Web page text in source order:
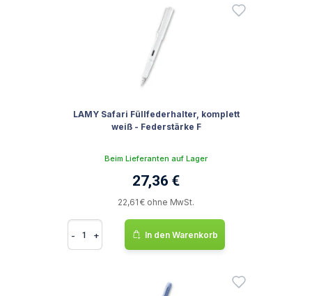
LAMY Safari Füllfederhalter, komplett
weiß - Federstärke F
Beim Lieferanten auf Lager
27,36 €
22,61 € ohne MwSt.
- + In den Warenkorb